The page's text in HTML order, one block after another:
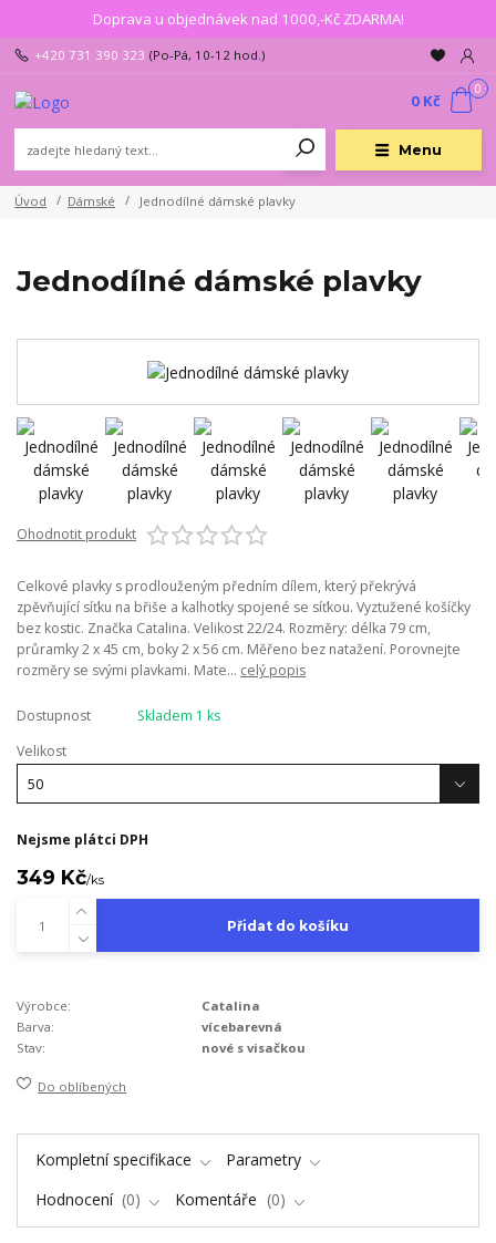
Doprava u objednávek nad 1000,-Kč ZDARMA!
Menu
+420 731 390 323 (Po-Pá, 10-12 hod.)
0
0 Kč
Úvod Dámské Jednodílné dámské plavky
Jednodílné dámské plavky
Ohodnotit produkt
Celkové plavky s prodlouženým předním dílem, který překrývá
zpěvňující síťku na břiše a kalhotky spojené se síťkou. Vyztužené košíčky
bez kostic. Značka Catalina. Velikost 22/24. Rozměry: délka 79 cm,
průramky 2 x 45 cm, boky 2 x 56 cm. Měřeno bez natažení. Porovnejte
rozměry se svými plavkami. Mate... celý popis
Dostupnost
Skladem 1 ks
Velikost
Nejsme plátci DPH
349 Kč/ks
Přidat do košíku
Výrobce:
Catalina
Barva:
vícebarevná
Stav:
nové s visačkou
Do oblíbených
Kompletní specifikace
Parametry
Hodnocení
0 Komentáře 0